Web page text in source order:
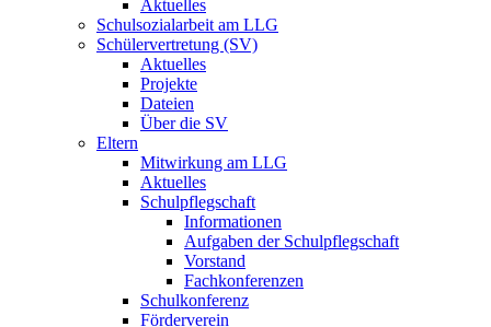
Aktuelles
Schulsozialarbeit am LLG
Schülervertretung (SV)
Aktuelles
Projekte
Dateien
Über die SV
Eltern
Mitwirkung am LLG
Aktuelles
Schulpflegschaft
Informationen
Aufgaben der Schulpflegschaft
Vorstand
Fachkonferenzen
Schulkonferenz
Förderverein